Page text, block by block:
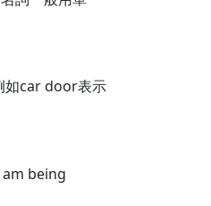
如car door表示
am being